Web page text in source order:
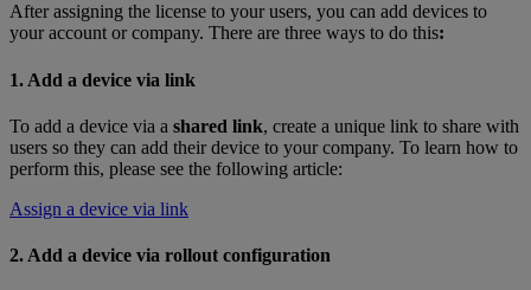
After assigning the license to your users, you can add devices to
your account or company. There are three ways to do this:
1. Add a device via link
To add a device via a shared link, create a unique link to share with
users so they can add their device to your company. To learn how to
perform this, please see the following article:
Assign a device via link
2. Add a device via rollout configuration